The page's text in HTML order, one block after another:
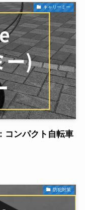
キャリーミー
コンパクト自転車
防犯対策